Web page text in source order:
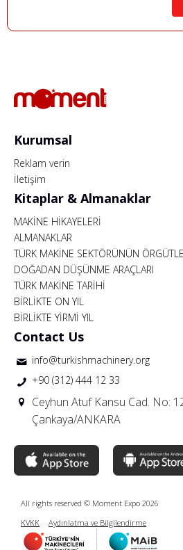
Kurumsal
Reklam verin
İletişim
Kitaplar & Almanaklar
MAKİNE HİKAYELERİ
ALMANAKLAR
TÜRK MAKİNE SEKTÖRÜNÜN
DOĞADAN DÜŞÜNME ARAÇLARI
TÜRK MAKİNE TARİHİ
BİRLİKTE ON YIL
BİRLİKTE YİRMİ YIL
Contact Us
info@turkishmachinery.org
+90 (312) 444 12 33
Ceyhun Atuf Kansu Cad. No:
Çankaya/ANKARA
All rights reserved © Moment Expo 2026
KVKK
Aydınlatma ve Bilgilendirme